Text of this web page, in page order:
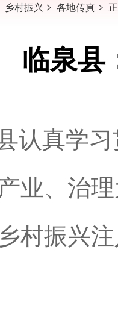
乡村振兴 各地传真
临泉县
认真学
业、治
村振兴